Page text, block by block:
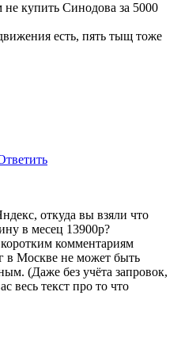
купить Синодова за 5000
есть, пять тыщ тоже
откуда вы взяли что
в месец 13900р?
комментариям
в Москве не может быть
(Даже без учёта запровок,
весь текст про то что